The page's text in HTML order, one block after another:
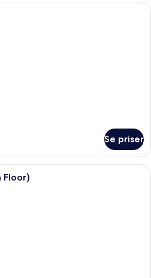
Rom, 1 kingsize-seng | Sengetøy av
Se priser
Rom, 1 kingsize-seng (High Floor) |
Floor)